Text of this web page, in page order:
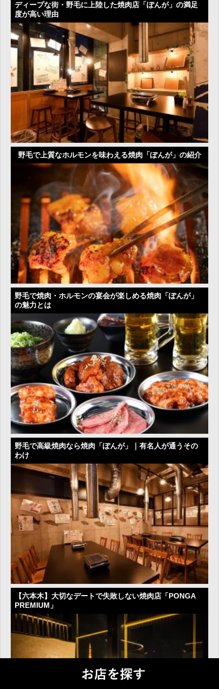
ディープな街・野毛に上陸した焼肉店「ぽんが」の満足
度が高い理由
野毛で上質なホルモンを味わえる焼肉「ぽんが」の紹介
野毛で焼肉・ホルモンの宴会が楽しめる焼肉「ぽんが」
の魅力とは
野毛で高級焼肉なら焼肉「ぽんが」｜有名人が通うその
わけ
【六本木】大切なデートで失敗しない焼肉店「PONGA
PREMIUM」